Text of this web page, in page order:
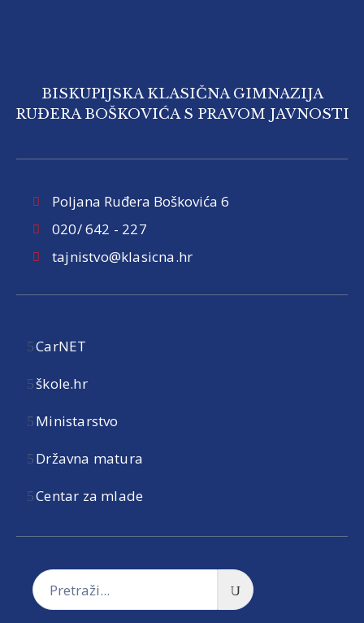
BISKUPIJSKA KLASIČNA GIMNAZIJA
RUĐERA BOŠKOVIĆA S PRAVOM JAVNOSTI
Poljana Ruđera Boškovića 6
020/ 642 - 227
tajnistvo@klasicna.hr
CarNET
škole.hr
Ministarstvo
Državna matura
Centar za mlade